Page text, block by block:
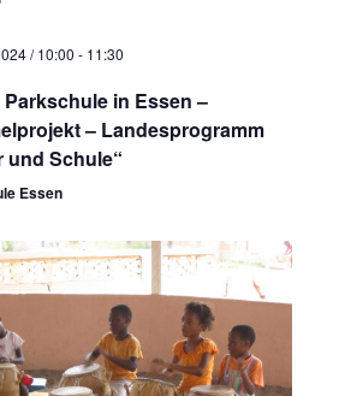
/ 10:00 - 11:30
in Essen –
– Landesprogramm
und Schule“
Essen